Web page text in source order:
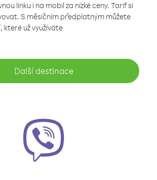
linku i na mobil za nízké ceny. Tarif si
S měsíčním předplatným můžete
které už využíváte
Další destinace